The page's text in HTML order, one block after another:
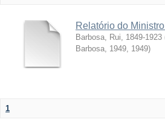
Relatório do
Barbosa, Rui, 1849-1923
Barbosa, 1949, 1949)
1